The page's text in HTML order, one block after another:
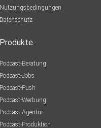
Nutzungsbedingungen
Datenschutz
Produkte
Podcast-Beratung
Podcast-Jobs
Podcast-Push
Podcast-Werbung
Podcast-Agentur
Podcast-Produktion